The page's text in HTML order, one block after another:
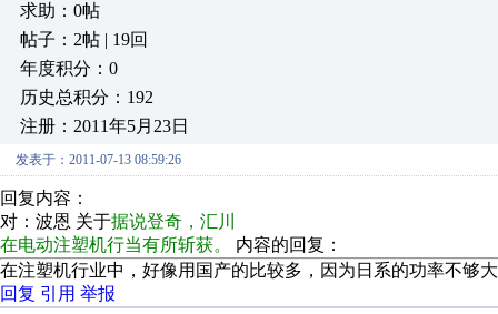
求助：0帖
帖子：2帖 | 19回
年度积分：0
历史总积分：192
注册：2011年5月23日
发表于：2011-07-13 08:59:26
回复内容：
对：波恩 关于据说登奇，汇川
在电动注塑机行当有所斩获。 内容的回复：
在注塑机行业中，好像用国产的比较多，因为日系的功率不够
回复 引用 举报